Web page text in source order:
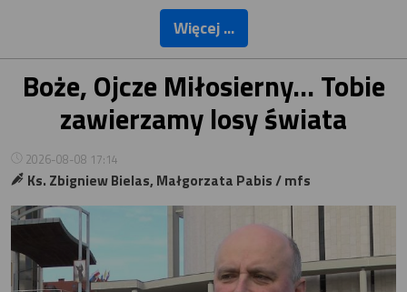
Więcej ...
Boże, Ojcze Miłosierny… Tobie
zawierzamy losy świata
2026-08-08 17:14
Ks. Zbigniew Bielas, Małgorzata Pabis / mfs